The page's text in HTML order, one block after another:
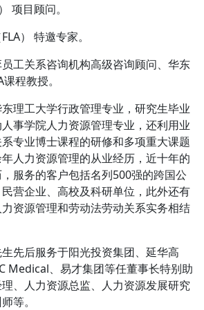
项目顾问。
） 特邀专家。
工关系咨询机构高级咨询顾问、华东
程教授。
理工大学行政管理专业，研究生毕业
事学院人力资源管理专业，还利用业
专业博士课程的研修和多项重大课题
人力资源管理的从业经历，近十年的
服务的客户包括名列500强的跨国公
营企业、高校及科研单位，此外还有
资源管理和劳动法劳动关系实务相结
先后服务于阳光投资集团、延华高
Medical、易才集团等任董事长特别助
、人力资源总监、人力资源发展研究
等。